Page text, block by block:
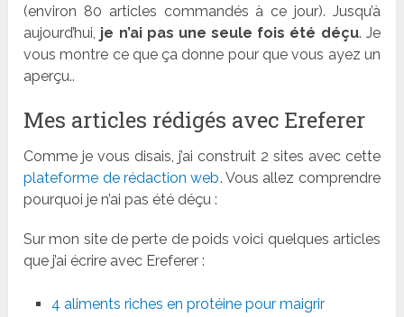
(environ 80 articles commandés à ce jour). Jusqu’à
aujourd’hui, je n’ai pas une seule fois été déçu. Je
vous montre ce que ça donne pour que vous ayez un
aperçu..
Mes articles rédigés avec Ereferer
Comme je vous disais, j’ai construit 2 sites avec cette
plateforme de rédaction web. Vous allez comprendre
pourquoi je n’ai pas été déçu :
Sur mon site de perte de poids voici quelques articles
que j’ai écrire avec Ereferer :
4 aliments riches en protéine pour maigrir